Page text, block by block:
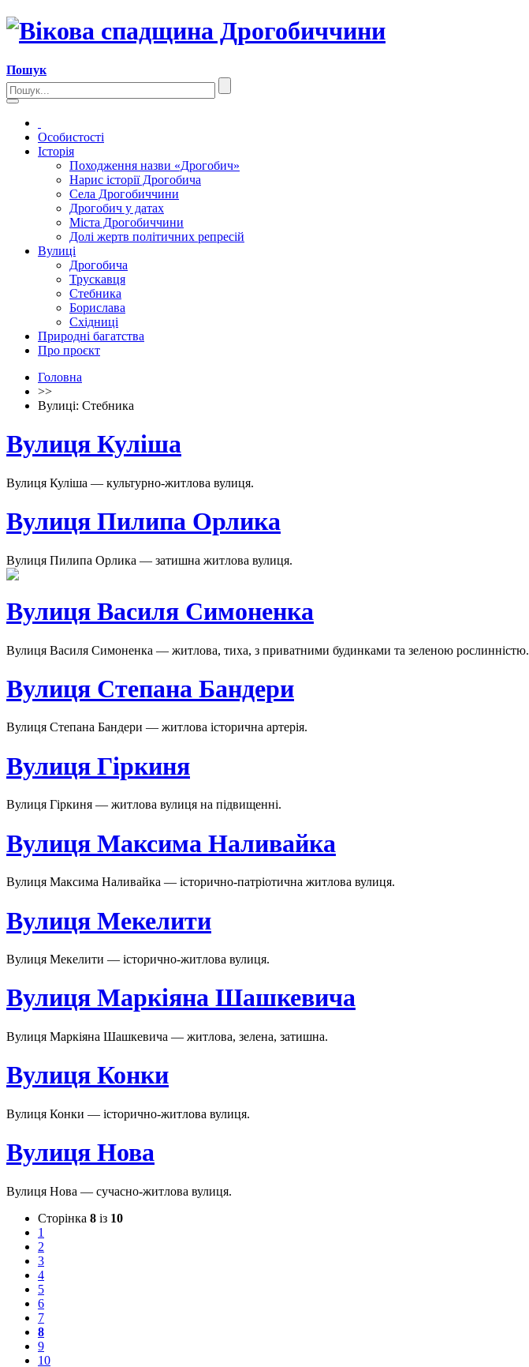
Пошук
Особистості
Історія
Походження назви «Дрогобич»
Нарис історії Дрогобича
Села Дрогобиччини
Дрогобич у датах
Міста Дрогобиччини
Долі жертв політичних репресій
Вулиці
Дрогобича
Трускавця
Стебника
Борислава
Східниці
Природні багатства
Про проєкт
Головна
>>
Вулиці: Стебника
Вулиця Куліша
Вулиця Куліша — культурно-житлова вулиця.
Вулиця Пилипа Орлика
Вулиця Пилипа Орлика — затишна житлова вулиця.
Вулиця Василя Симоненка
Вулиця Василя Симоненка — житлова, тиха, з приватними будинками та зеленою рослинністю.
Вулиця Степана Бандери
Вулиця Степана Бандери — житлова історична артерія.
Вулиця Гіркиня
Вулиця Гіркиня — житлова вулиця на підвищенні.
Вулиця Максима Наливайка
Вулиця Максима Наливайка — історично-патріотична житлова вулиця.
Вулиця Мекелити
Вулиця Мекелити — історично-житлова вулиця.
Вулиця Маркіяна Шашкевича
Вулиця Маркіяна Шашкевича — житлова, зелена, затишна.
Вулиця Конки
Вулиця Конки — історично-житлова вулиця.
Вулиця Нова
Вулиця Нова — сучасно-житлова вулиця.
Сторінка 8 із 10
1
2
3
4
5
6
7
8
9
10